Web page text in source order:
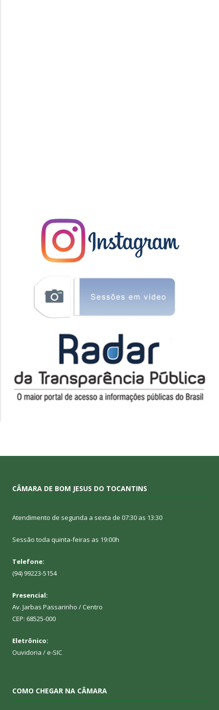
CÂMARA DE BOM JESUS DO TOCANTINS
Atendimento de segunda a sexta de 07:30 as 13:30
Sessão toda quinta-feiras as 19:00h
Telefone:
(94) 99223-5154
Presencial:
Av. Jarbas Passarinho / Centro
CEP: 68525-000
Eletrônico:
Ouvidoria / e-SIC
COMO CHEGAR NA CÂMARA